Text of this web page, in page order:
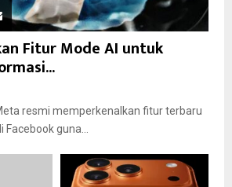
Fitur Mode AI untuk
resmi memperkenalkan fitur terbaru
Facebook guna...